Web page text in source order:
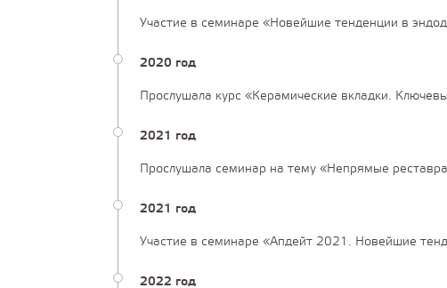
Участие в семинаре «Новейшие тенденции в
2020 год
Прослушала курс «Керамические вкладки.
2021 год
Прослушала семинар на тему «Непрямые
2021 год
Участие в семинаре «Апдейт 2021. Новейшие
2022 год